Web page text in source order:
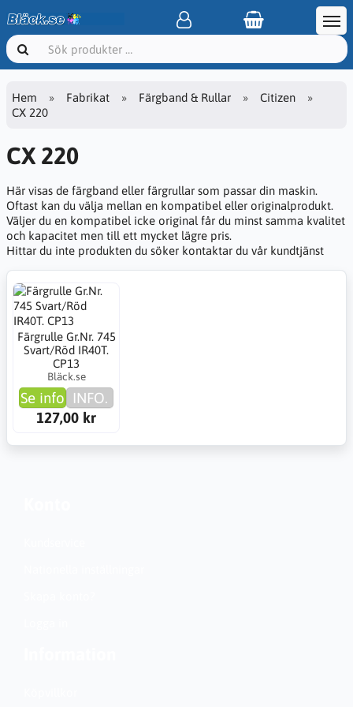
Hem Fabrikat Färgband & Rullar
Citizen
CX 220
CX 220
Här visas de färgband eller färgrullar som passar din maskin.
Oftast kan du välja mellan en kompatibel eller originalprodukt.
Väljer du en kompatibel icke original får du minst samma kvalitet
och kapacitet men till ett mycket lägre pris.
Hittar du inte produkten du söker kontaktar du vår kundtjänst
Färgrulle Gr.Nr. 745
Svart/Röd IR40T.
CP13
Bläck.se
Se info INFO.
127,00 kr